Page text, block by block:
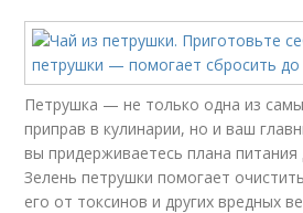
Петрушка — не только одна из
приправ в кулинарии, но и ваш
вы придерживаетесь плана питания
Зелень петрушки помогает
его от токсинов и других вредных